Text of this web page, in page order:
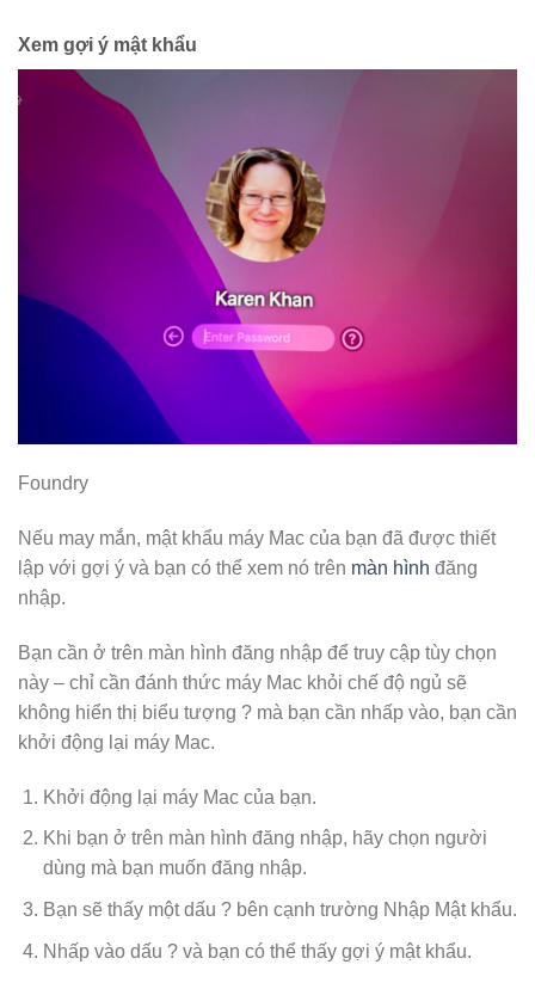
Xem gợi ý mật khẩu
Foundry
Nếu may mắn, mật khẩu máy Mac của bạn đã được thiết
lập với gợi ý và bạn có thể xem nó trên màn hình đăng
nhập.
Bạn cần ở trên màn hình đăng nhập để truy cập tùy chọn
này – chỉ cần đánh thức máy Mac khỏi chế độ ngủ sẽ
không hiển thị biểu tượng ? mà bạn cần nhấp vào, bạn cần
khởi động lại máy Mac.
Khởi động lại máy Mac của bạn.
Khi bạn ở trên màn hình đăng nhập, hãy chọn người
dùng mà bạn muốn đăng nhập.
Bạn sẽ thấy một dấu ? bên cạnh trường Nhập Mật khẩu.
Nhấp vào dấu ? và bạn có thể thấy gợi ý mật khẩu.